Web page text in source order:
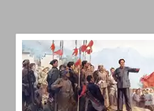
加载中